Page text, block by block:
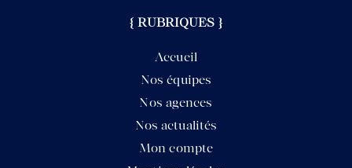
{ RUBRIQUES }
Accueil
Nos équipes
Nos agences
Nos actualités
Mon compte